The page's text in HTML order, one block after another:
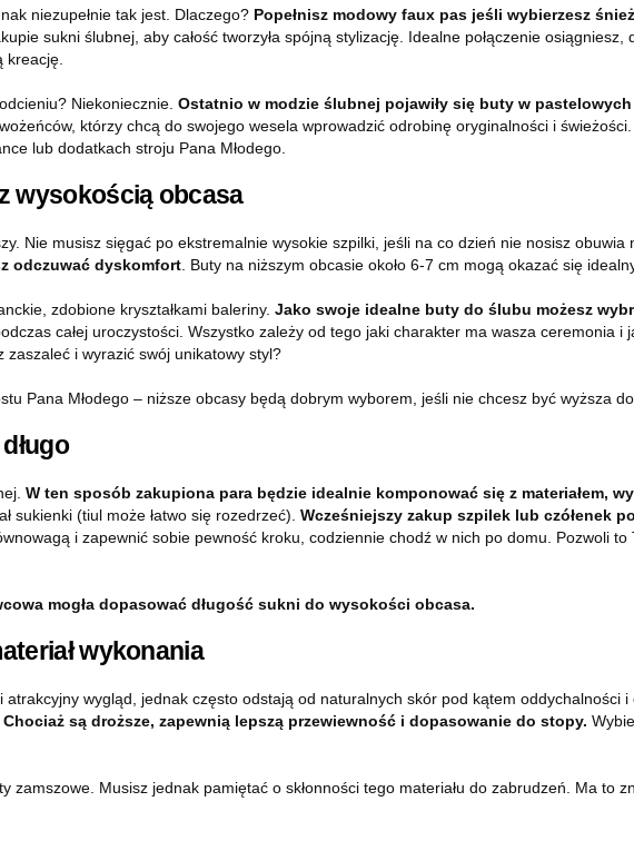
niezupełnie tak jest. Dlaczego? Popełnisz modowy faux pas jeśli wybierzesz
sukni ślubnej, aby całość tworzyła spójną stylizację. Idealne połączenie
kreację.
Niekoniecznie. Ostatnio w modzie ślubnej pojawiły się buty w
którzy chcą do swojego wesela wprowadzić odrobinę oryginalności i
lub dodatkach stroju Pana Młodego.
wysokością obcasa
Nie musisz sięgać po ekstremalnie wysokie szpilki, jeśli na co dzień nie nosisz obuwia
odczuwać dyskomfort . Buty na niższym obcasie około 6-7 cm mogą okazać się
zdobione kryształkami baleriny. Jako swoje idealne buty do ślubu możesz
całej uroczystości. Wszystko zależy od tego jaki charakter ma wasza ceremonia
i wyrazić swój unikatowy styl?
Pana Młodego – niższe obcasy będą dobrym wyborem, jeśli nie chcesz być wyższa
W ten sposób zakupiona para będzie idealnie komponować się z materiałem,
sukienki (tiul może łatwo się rozedrzeć). Wcześniejszy zakup szpilek lub czółenek
i zapewnić sobie pewność kroku, codziennie chodź w nich po domu. Pozwoli
mogła dopasować długość sukni do wysokości obcasa.
wykonania
wygląd, jednak często odstają od naturalnych skór pod kątem oddychalności
Chociaż są droższe, zapewnią lepszą przewiewność i dopasowanie do stopy.
Musisz jednak pamiętać o skłonności tego materiału do zabrudzeń. Ma to